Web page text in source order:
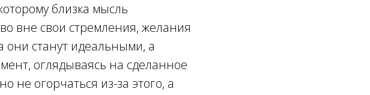
близка мысль
вне свои стремления, желания
они станут идеальными, а
оглядываясь на сделанное
не огорчаться из-за этого, а